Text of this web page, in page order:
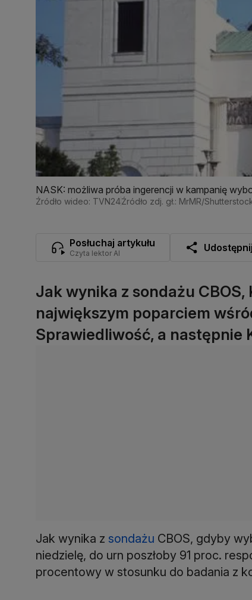
NASK: możliwa próba ingerencji w kampanię
Źródło wideo: TVN24Źródło zdj. gł.: MrMR/
Posłuchaj artykułu
Czyta lektor AI Udostępnij
Jak wynika z sondażu
największym poparciem
Sprawiedliwość, a następnie
Jak wynika z sondażu CBOS, gdyby
niedzielę, do urn poszłoby 91 proc.
procentowy w stosunku do badania z